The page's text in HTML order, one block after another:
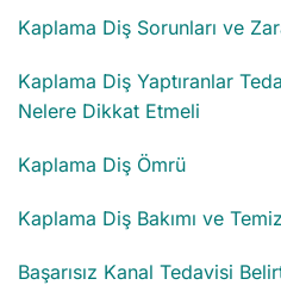
Kaplama Diş Sorunları ve
Kaplama Diş Yaptıranlar
Nelere Dikkat Etmeli
Kaplama Diş Ömrü
Kaplama Diş Bakımı ve
Başarısız Kanal Tedavisi